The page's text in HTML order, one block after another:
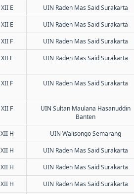
XII E UIN Raden Mas Said Surakarta
XII E UIN Raden Mas Said Surakarta
XII F UIN Raden Mas Said Surakarta
XII F UIN Raden Mas Said Surakarta
XII F UIN Raden Mas Said Surakarta
XII F
UIN Sultan Maulana Hasanuddin
Banten
XII H UIN Walisongo Semarang
XII H UIN Raden Mas Said Surakarta
XII H UIN Raden Mas Said Surakarta
XII H UIN Raden Mas Said Surakarta